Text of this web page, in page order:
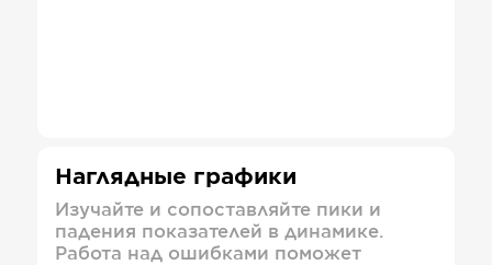
Наглядные графики
Изучайте и сопоставляйте пики и
падения показателей в динамике.
Работа над ошибками поможет